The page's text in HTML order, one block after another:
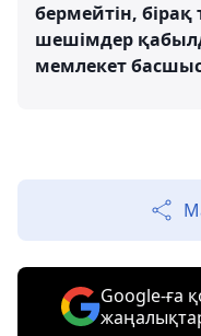
бермейтін, бірақ
шешімдер
мемлекет
Google-ға